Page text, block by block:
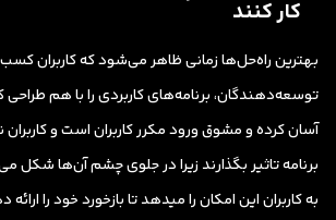
کار کنند
بهترین راه‌حل‌ها زمانی ظاهر می‌شود که کاربران
آسان کرده و مشوق ورود مکرر کاربران است و کاربران
برنامه تاثیر بگذارند زیرا در جلوی چشم آن‌ها شکل
به کاربران این امکان را میدهد تا بازخورد خود را